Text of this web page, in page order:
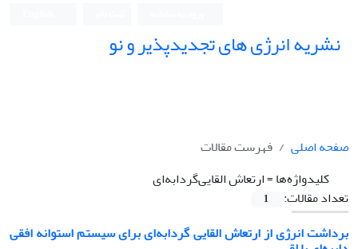
نشریه انرژی های تجدیدپذیر و نو
صفحه اصلی
فهرست مقالات
کلیدواژه‌ها =ارتعاش القایی‌گردابه‌ای
تعداد مقالات:
1
برداشت انرژی از ارتعاش القایی گردابه‌ای برای سیستم استوانه افقی